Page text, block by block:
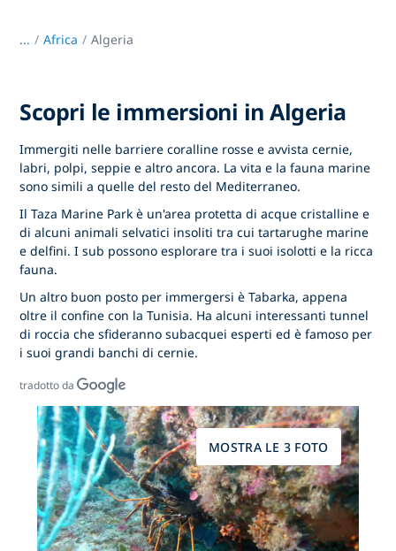
... / Africa Algeria
Scopri le immersioni in Algeria
Immergiti nelle barriere coralline rosse e avvista cernie,
labri, polpi, seppie e altro ancora. La vita e la fauna marine
sono simili a quelle del resto del Mediterraneo.
Il Taza Marine Park è un'area protetta di acque cristalline e
di alcuni animali selvatici insoliti tra cui tartarughe marine
e delfini. I sub possono esplorare tra i suoi isolotti e la ricca
fauna.
Un altro buon posto per immergersi è Tabarka, appena
oltre il confine con la Tunisia. Ha alcuni interessanti tunnel
di roccia che sfideranno subacquei esperti ed è famoso per
i suoi grandi banchi di cernie.
tradotto da
MOSTRA LE 3 FOTO